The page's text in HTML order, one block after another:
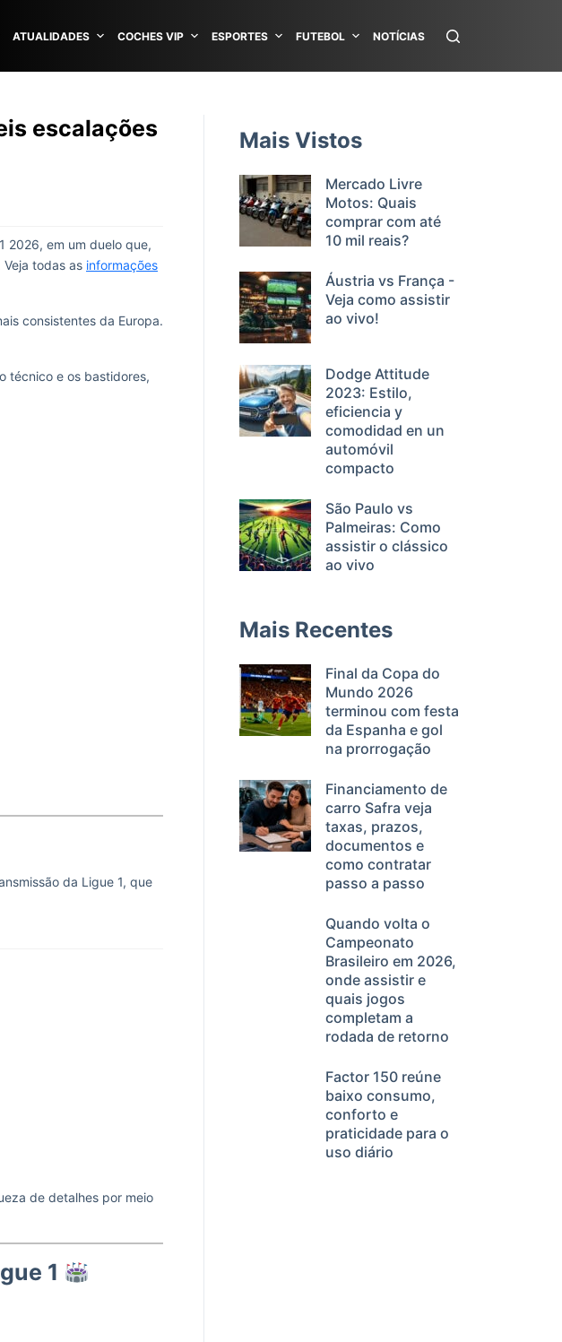
ATUALIDADES COCHES VIP ESPORTES FUTEBOL NOTÍCIAS
escalações
2026, em um duelo que,
todas as informações
consistentes da Europa.
técnico e os bastidores,
da Ligue 1, que
de detalhes por meio
1
Mais Vistos
Mercado Livre
Motos: Quais
comprar com até
10 mil reais?
Áustria vs França -
Veja como assistir
ao vivo!
Dodge Attitude
2023: Estilo,
eficiencia y
comodidad en un
automóvil
compacto
São Paulo vs
Palmeiras: Como
assistir o clássico
ao vivo
Mais Recentes
Final da Copa do
Mundo 2026
terminou com festa
da Espanha e gol
na prorrogação
Financiamento de
carro Safra veja
taxas, prazos,
documentos e
como contratar
passo a passo
Quando volta o
Campeonato
Brasileiro em 2026,
onde assistir e
quais jogos
completam a
rodada de retorno
Factor 150 reúne
baixo consumo,
conforto e
praticidade para o
uso diário